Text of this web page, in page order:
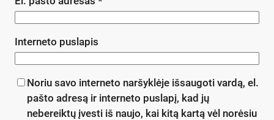
Interneto puslapis
Noriu savo interneto naršyklėje išsaugoti vardą, el.
pašto adresą ir interneto puslapį, kad jų
nebereiktų įvesti iš naujo, kai kitą kartą vėl norėsiu